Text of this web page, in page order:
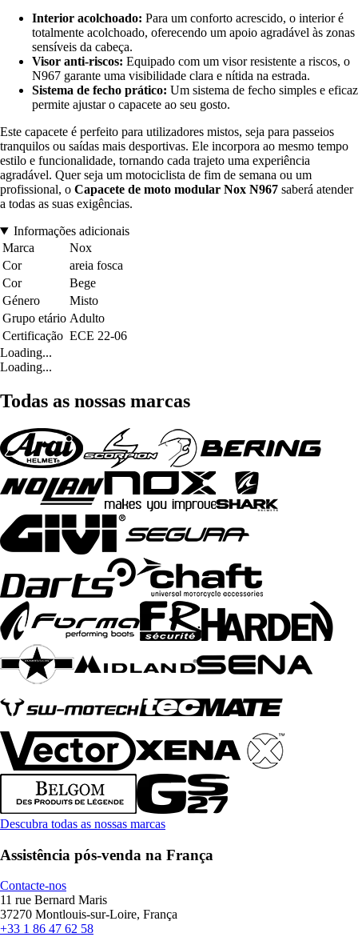
Interior acolchoado: Para um conforto acrescido, o interior é
totalmente acolchoado, oferecendo um apoio agradável às zonas
sensíveis da cabeça.
Visor anti-riscos: Equipado com um visor resistente a riscos, o
N967 garante uma visibilidade clara e nítida na estrada.
Sistema de fecho prático: Um sistema de fecho simples e eficaz
permite ajustar o capacete ao seu gosto.
Este capacete é perfeito para utilizadores mistos, seja para passeios
tranquilos ou saídas mais desportivas. Ele incorpora ao mesmo tempo
estilo e funcionalidade, tornando cada trajeto uma experiência
agradável. Quer seja um motociclista de fim de semana ou um
profissional, o Capacete de moto modular Nox N967 saberá atender
a todas as suas exigências.
Informações adicionais
Marca
Nox
Cor
areia fosca
Cor
Bege
Género
Misto
Grupo etário Adulto
Certificação ECE 22-06
Loading...
Loading...
Todas as nossas marcas
Descubra todas as nossas marcas
Assistência pós-venda na França
Contacte-nos
11 rue Bernard Maris
37270 Montlouis-sur-Loire, França
+33 1 86 47 62 58